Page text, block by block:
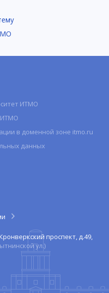
ИТМО
ИТМО
в доменной зоне itmo.ru
данных
проспект, д.49,
ул.)